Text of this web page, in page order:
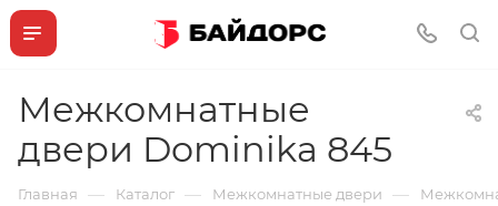
Межкомнатные
двери Dominika 845
Главная — Каталог — Межкомнатные двери —